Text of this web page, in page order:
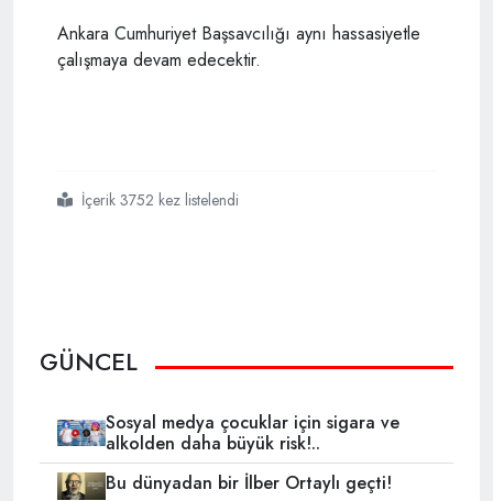
Ankara Cumhuriyet Başsavcılığı aynı hassasiyetle
çalışmaya devam edecektir.
#savcılıktan
#flaş
#bylock
#açıklaması
İçerik 3752 kez listelendi
GÜNCEL
Sosyal medya çocuklar için sigara ve
alkolden daha büyük risk!..
Bu dünyadan bir İlber Ortaylı geçti!